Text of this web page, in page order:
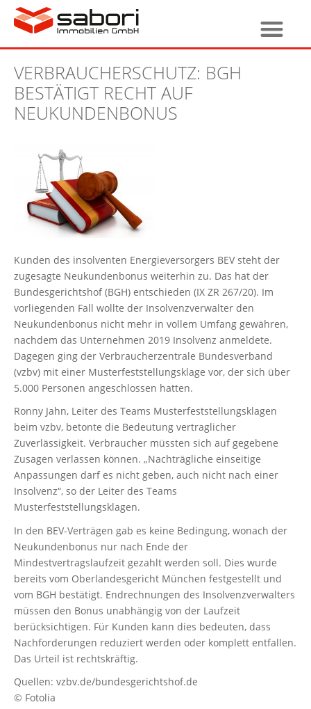
VERBRAUCHERSCHUTZ: BGH
BESTÄTIGT RECHT AUF
NEUKUNDENBONUS
Kunden des insolventen Energieversorgers BEV steht der
zugesagte Neukundenbonus weiterhin zu. Das hat der
Bundesgerichtshof (BGH) entschieden (IX ZR 267/20). Im
vorliegenden Fall wollte der Insolvenzverwalter den
Neukundenbonus nicht mehr in vollem Umfang gewähren,
nachdem das Unternehmen 2019 Insolvenz anmeldete.
Dagegen ging der Verbraucherzentrale Bundesverband
(vzbv) mit einer Musterfeststellungsklage vor, der sich über
5.000 Personen angeschlossen hatten.
Ronny Jahn, Leiter des Teams Musterfeststellungsklagen
beim vzbv, betonte die Bedeutung vertraglicher
Zuverlässigkeit. Verbraucher müssten sich auf gegebene
Zusagen verlassen können. „Nachträgliche einseitige
Anpassungen darf es nicht geben, auch nicht nach einer
Insolvenz“, so der Leiter des Teams
Musterfeststellungsklagen.
In den BEV-Verträgen gab es keine Bedingung, wonach der
Neukundenbonus nur nach Ende der
Mindestvertragslaufzeit gezahlt werden soll. Dies wurde
bereits vom Oberlandesgericht München festgestellt und
vom BGH bestätigt. Endrechnungen des Insolvenzverwalters
müssen den Bonus unabhängig von der Laufzeit
berücksichtigen. Für Kunden kann dies bedeuten, dass
Nachforderungen reduziert werden oder komplett entfallen.
Das Urteil ist rechtskräftig.
Quellen: vzbv.de/bundesgerichtshof.de
© Fotolia